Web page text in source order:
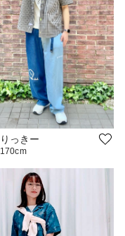
りっきー
170cm